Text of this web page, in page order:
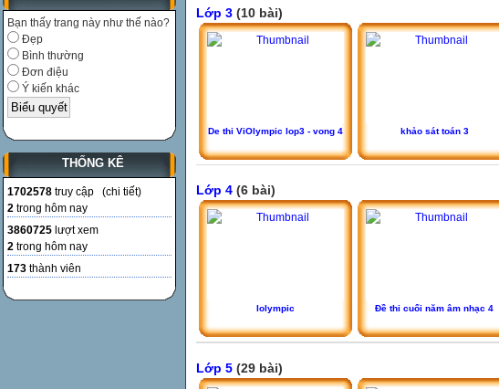
Bạn thấy trang này như thế nào?
Đẹp
Bình thường
Đơn điệu
Ý kiến khác
THỐNG KÊ
1702578 truy cập (chi tiết)
2 trong hôm nay
3860725 lượt xem
2 trong hôm nay
173 thành viên
Lớp 3 (10 bài)
De thi ViOlympic lop3 - vong 4 khảo sát toán 3
Lớp 4 (6 bài)
Iolympic Đề thi cuối năm âm nhạc 4
Lớp 5 (29 bài)